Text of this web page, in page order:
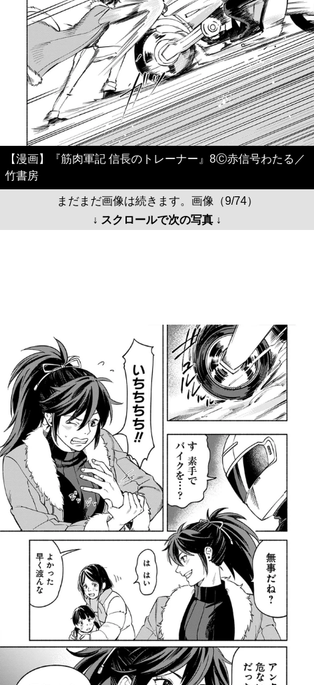
【漫画】『筋肉軍記 信長のトレーナー』8Ⓒ赤信号わたる／
竹書房
まだまだ画像は続きます。画像（9/74）
↓ スクロールで次の写真 ↓